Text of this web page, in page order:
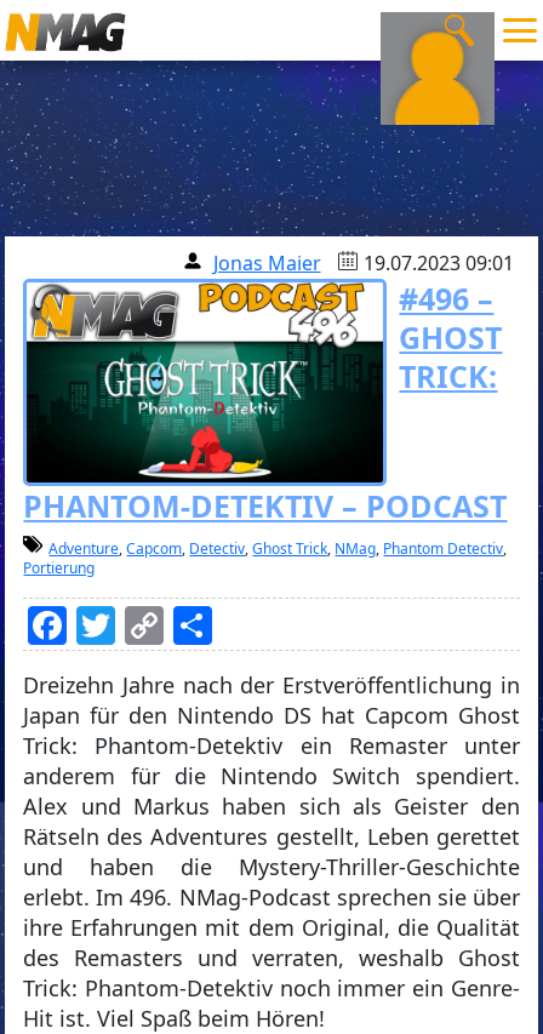
Jonas Maier 19.07.2023 09:01
#496 –
GHOST
TRICK:
PHANTOM-DETEKTIV – PODCAST
Adventure,Capcom, Detectiv,Ghost Trick, NMag, Phantom Detectiv,
Portierung
Facebook
Twitter
Copy
Link
Dreizehn Jahre nach der Erstveröffentlichung in
Japan für den Nintendo DS hat Capcom Ghost
Trick: Phantom-Detektiv ein Remaster unter
anderem für die Nintendo Switch spendiert.
Alex und Markus haben sich als Geister den
Rätseln des Adventures gestellt, Leben gerettet
und haben die Mystery-Thriller-Geschichte
erlebt. Im 496. NMag-Podcast sprechen sie über
ihre Erfahrungen mit dem Original, die Qualität
des Remasters und verraten, weshalb Ghost
Trick: Phantom-Detektiv noch immer ein Genre-
Hit ist. Viel Spaß beim Hören!